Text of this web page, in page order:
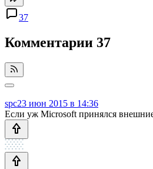
37
Комментарии 37
spc23 июн 2015 в 14:36
Если уж Microsoft принялся